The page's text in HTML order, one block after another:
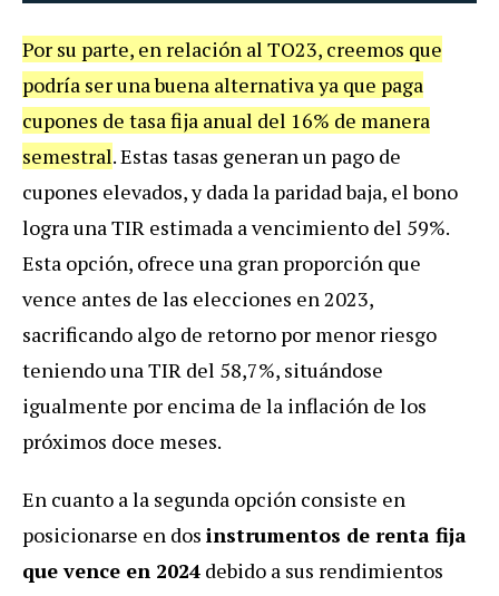
Por su parte, en relación al TO23, creemos que
podría ser una buena alternativa ya que paga
cupones de tasa fija anual del 16% de manera
semestral. Estas tasas generan un pago de
cupones elevados, y dada la paridad baja, el bono
logra una TIR estimada a vencimiento del 59%.
Esta opción, ofrece una gran proporción que
vence antes de las elecciones en 2023,
sacrificando algo de retorno por menor riesgo
teniendo una TIR del 58,7%, situándose
igualmente por encima de la inflación de los
próximos doce meses.
En cuanto a la segunda opción consiste en
posicionarse en dos instrumentos de renta fija
que vence en 2024 debido a sus rendimientos